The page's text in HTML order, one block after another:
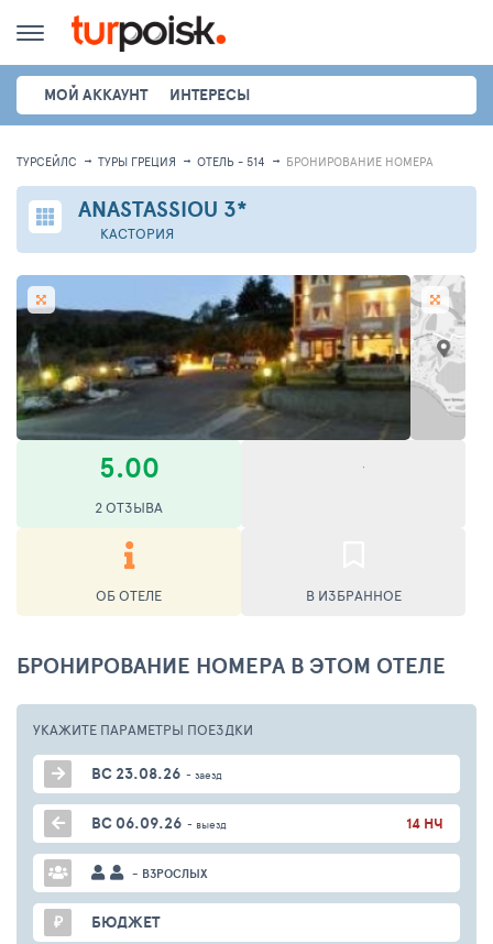
МОЙ АККАУНТ ИНТЕРЕСЫ
ТУРСЕЙЛС ТУРЫ ГРЕЦИЯ ОТЕЛЬ - 514 БРОНИРОВАНИЕ НОМЕРА
ANASTASSIOU 3*
КАСТОРИЯ
5.00
2 ОТЗЫВА
ОБ ОТЕЛЕ В ИЗБРАННОЕ
БРОНИРОВАНИЕ НОМЕРА В ЭТОМ ОТЕЛЕ
УКАЖИТЕ ПАРАМЕТРЫ ПОЕЗДКИ
ВС 23.08.26 - заезд
ВС 06.09.26 - выезд 14 НЧ
- ВЗРОСЛЫХ
₽ БЮДЖЕТ